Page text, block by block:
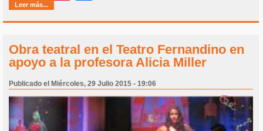
Leer más...
Obra teatral en el Teatro Fernandino en
apoyo a la profesora Alicia Miller
Publicado el Miércoles, 29 Julio 2015 - 19:06